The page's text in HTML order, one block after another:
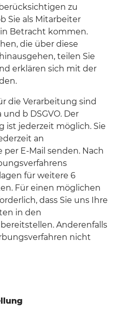
zu
Sie als Mitarbeiter
Betracht kommen.
die über diese
teilen Sie
erklären sich mit der
die Verarbeitung sind
und b DSGVO. Der
ist jederzeit möglich. Sie
an
E-Mail senden. Nach
für weitere 6
Für einen möglichen
dass Sie uns Ihre
in den
Anderenfalls
nicht